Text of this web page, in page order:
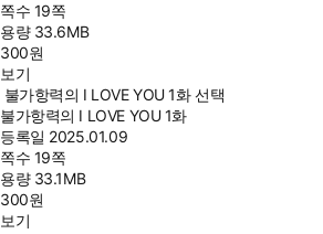
쪽수 19쪽
용량 33.6MB
300원
보기
불가항력의 I LOVE YOU 1화 선택
불가항력의 I LOVE YOU 1화
등록일 2025.01.09
쪽수 19쪽
용량 33.1MB
300원
보기